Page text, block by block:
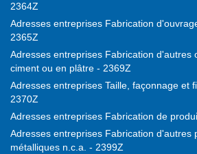
2364Z
Adresses entreprises Fabrication
2365Z
Adresses entreprises Fabrication d'autres
ciment ou en plâtre - 2369Z
Adresses entreprises Taille, façonnage et
2370Z
Adresses entreprises Fabrication de
Adresses entreprises Fabrication d'autres
métalliques n.c.a. - 2399Z